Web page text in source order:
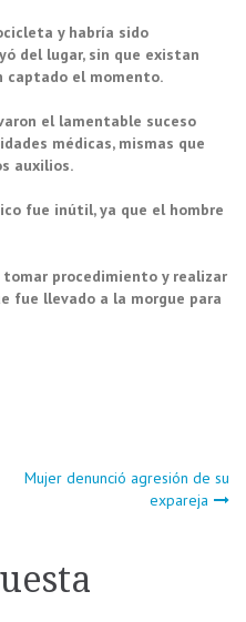
y habría sido
del lugar, sin que existan
captado el momento.
el lamentable suceso
médicas, mismas que
auxilios.
fue inútil, ya que el hombre
procedimiento y realizar
fue llevado a la morgue para
Mujer denunció agresión de su
expareja